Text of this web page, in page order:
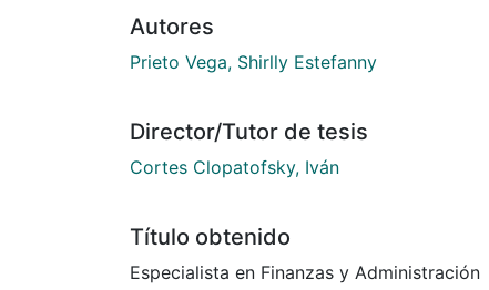
Autores
Prieto Vega, Shirlly Estefanny
Director/Tutor de tesis
Cortes Clopatofsky, Iván
Título obtenido
Especialista en Finanzas y Administración